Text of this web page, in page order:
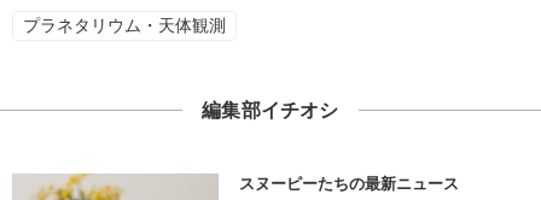
プラネタリウム・天体観測
編集部イチオシ
スヌーピーたちの最新ニュース